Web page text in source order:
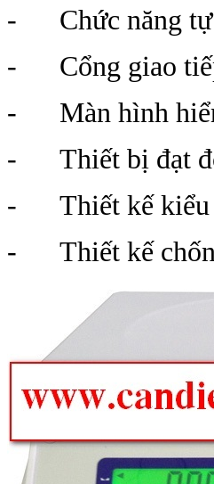
- Chức năng tự
- Cổng giao
- Màn hình hiển
- Thiết bị đạt độ
- Thiết kế kiểu
- Thiết kế